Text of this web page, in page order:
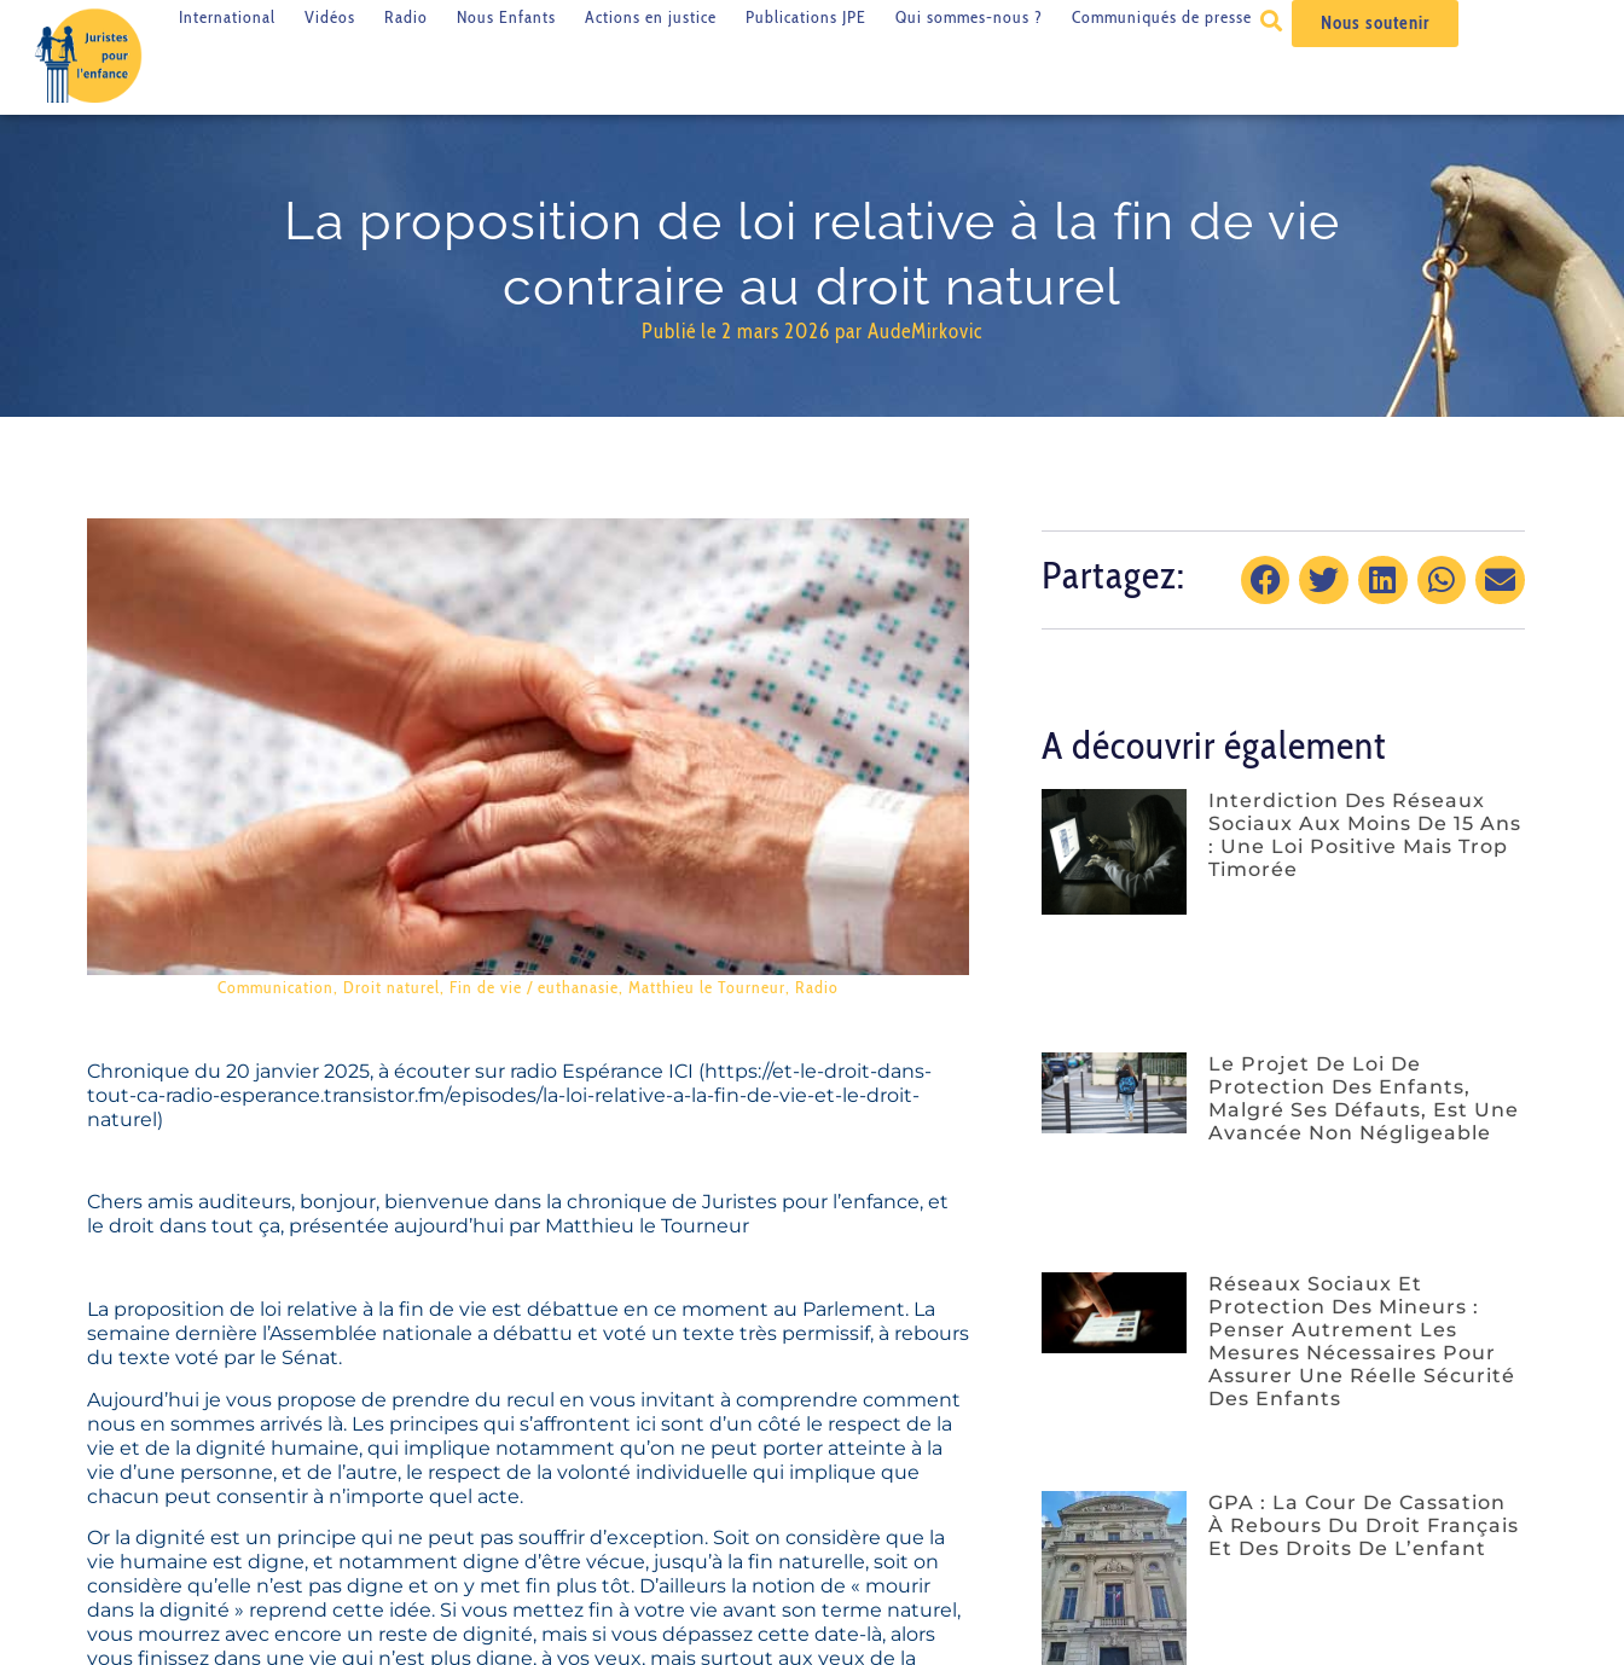
International Vidéos Radio Nous Enfants Actions en justice Publications JPE Qui sommes-nous ? Communiqués de presse Nous soutenir
La proposition de loi relative à la fin de vie
contraire au droit naturel
Publié le 2 mars 2026 par AudeMirkovic
Communication, Droit naturel, Fin de vie / euthanasie, Matthieu le Tourneur, Radio
Chronique du 20 janvier 2025, à écouter sur radio Espérance ICI (https://et-le-droit-dans-
tout-ca-radio-esperance.transistor.fm/episodes/la-loi-relative-a-la-fin-de-vie-et-le-droit-
naturel)
Chers amis auditeurs, bonjour, bienvenue dans la chronique de Juristes pour l’enfance, et
le droit dans tout ça, présentée aujourd’hui par Matthieu le Tourneur
La proposition de loi relative à la fin de vie est débattue en ce moment au Parlement. La
semaine dernière l’Assemblée nationale a débattu et voté un texte très permissif, à rebours
du texte voté par le Sénat.
Aujourd’hui je vous propose de prendre du recul en vous invitant à comprendre comment
nous en sommes arrivés là. Les principes qui s’affrontent ici sont d’un côté le respect de la
vie et de la dignité humaine, qui implique notamment qu’on ne peut porter atteinte à la
vie d’une personne, et de l’autre, le respect de la volonté individuelle qui implique que
chacun peut consentir à n’importe quel acte.
Or la dignité est un principe qui ne peut pas souffrir d’exception. Soit on considère que la
vie humaine est digne, et notamment digne d’être vécue, jusqu’à la fin naturelle, soit on
considère qu’elle n’est pas digne et on y met fin plus tôt. D’ailleurs la notion de « mourir
dans la dignité » reprend cette idée. Si vous mettez fin à votre vie avant son terme naturel,
vous mourrez avec encore un reste de dignité, mais si vous dépassez cette date-là, alors
vous finissez dans une vie qui n’est plus digne, à vos yeux, mais surtout aux yeux de la
Partagez:
A découvrir également
Interdiction Des Réseaux
Sociaux Aux Moins De 15 Ans
: Une Loi Positive Mais Trop
Timorée
Le Projet De Loi De
Protection Des Enfants,
Malgré Ses Défauts, Est Une
Avancée Non Négligeable
Réseaux Sociaux Et
Protection Des Mineurs :
Penser Autrement Les
Mesures Nécessaires Pour
Assurer Une Réelle Sécurité
Des Enfants
GPA : La Cour De Cassation
À Rebours Du Droit Français
Et Des Droits De L’enfant